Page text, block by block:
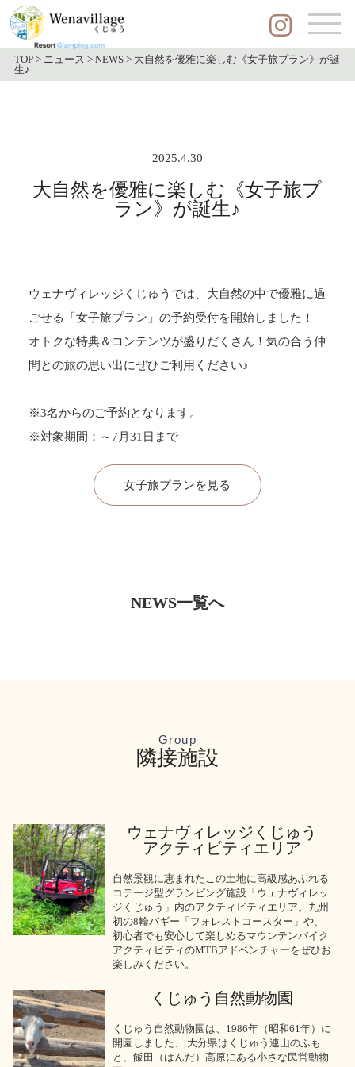
TOP > ニュース >NEWS > 大自然を優雅に楽しむ《女子旅プラン》が誕
生♪
2025.4.30
大自然を優雅に楽しむ《女子旅プ
ラン》が誕生♪
ウェナヴィレッジくじゅうでは、大自然の中で優雅に過
ごせる「女子旅プラン」の予約受付を開始しました！
オトクな特典＆コンテンツが盛りだくさん！気の合う仲
間との旅の思い出にぜひご利用ください♪
※3名からのご予約となります。
※対象期間：～7月31日まで
女子旅プランを見る
NEWS一覧へ
Group
隣接施設
ウェナヴィレッジくじゅう
アクティビティエリア
自然景観に恵まれたこの土地に高級感あふれる
コテージ型グランピング施設「ウェナヴィレッ
ジくじゅう」内のアクティビティエリア。九州
初の8輪バギー「フォレストコースター」や、
初心者でも安心して楽しめるマウンテンバイク
アクティビティのMTBアドベンチャーをぜひお
楽しみください。
くじゅう自然動物園
くじゅう自然動物園は、1986年（昭和61年）に
開園しました、 大分県はくじゅう連山のふも
と、飯田（はんだ）高原にある小さな民営動物